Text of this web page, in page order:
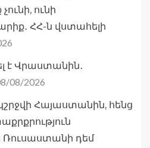
ունի
ՀՀ-ն վստահելի
է Վրաստանին․
08/2026
Հայաստանին, հենց
Ռուսաստանի դեմ